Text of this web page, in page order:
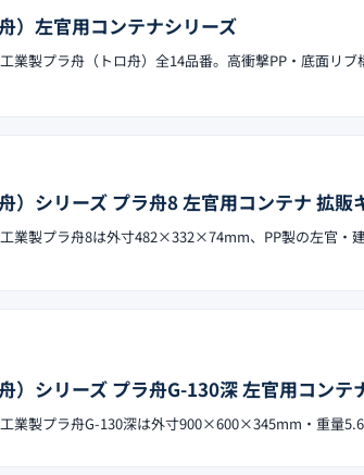
）左官用コンテナシリーズ
業製プラ舟（トロ舟）全14品番。高衝撃PP・底面リ
）シリーズ プラ舟8 左官用コンテナ 拡販
業製プラ舟8は外寸482×332×74mm、PP製の左官・
）シリーズ プラ舟G-130深 左官用コンテ
業製プラ舟G-130深は外寸900×600×345mm・重量